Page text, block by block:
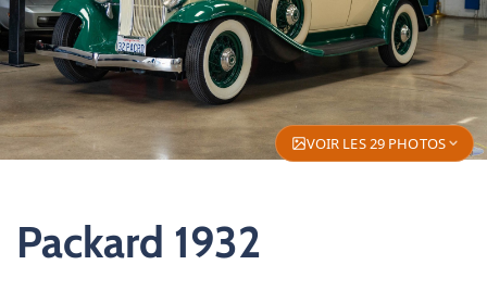
VOIR LES 29 PHOTOS
Packard 1932